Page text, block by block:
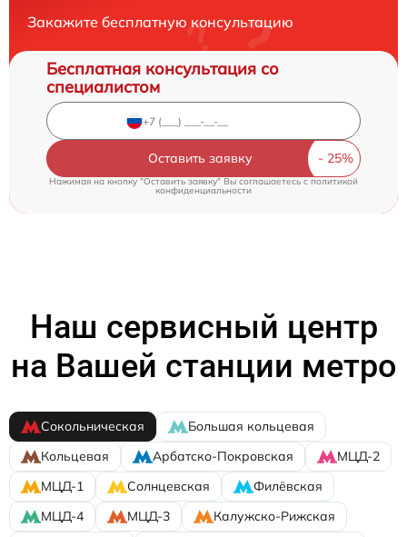
Закажите бесплатную консультацию
Бесплатная консультация со
специалистом
Оставить заявку
Нажимая на кнопку "Оставить заявку" Вы соглашаетесь cполитикой
конфиденциальности
Наш сервисный центр
на Вашей станции метро
Сокольническая
Большая кольцевая
Кольцевая
Арбатско-Покровская
МЦД-2
МЦД-1
Солнцевская
Филёвская
МЦД-4
МЦД-3
Калужско-Рижская